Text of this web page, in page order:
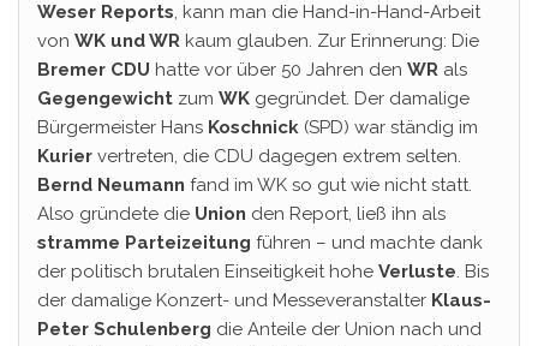
Weser Reports, kann man die Hand-in-Hand-Arbeit
von WK und WR kaum glauben. Zur Erinnerung: Die
Bremer CDU hatte vor über 50 Jahren den WR als
Gegengewicht zum WK gegründet. Der damalige
Bürgermeister Hans Koschnick (SPD) war ständig im
Kurier vertreten, die CDU dagegen extrem selten.
Bernd Neumann fand im WK so gut wie nicht statt.
Also gründete die Union den Report, ließ ihn als
stramme Parteizeitung führen – und machte dank
der politisch brutalen Einseitigkeit hohe Verluste. Bis
der damalige Konzert- und Messeveranstalter Klaus-
Peter Schulenberg die Anteile der Union nach und